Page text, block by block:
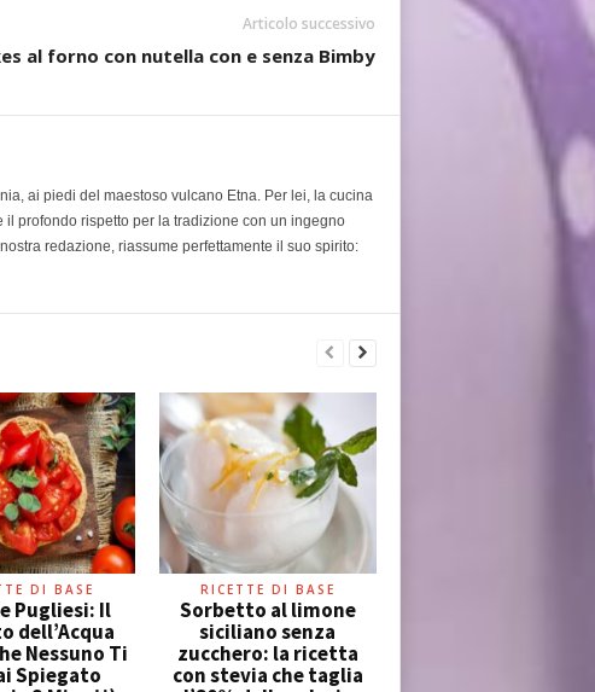
Articolo successivo
al forno con nutella con e senza Bimby
ai piedi del maestoso vulcano Etna. Per lei, la cucina
profondo rispetto per la tradizione con un ingegno
redazione, riassume perfettamente il suo spirito:
DI BASE
Pugliesi: Il
dell’Acqua
Nessuno Ti
Spiegato
RICETTE DI BASE
Sorbetto al limone
siciliano senza
zucchero: la ricetta
con stevia che taglia